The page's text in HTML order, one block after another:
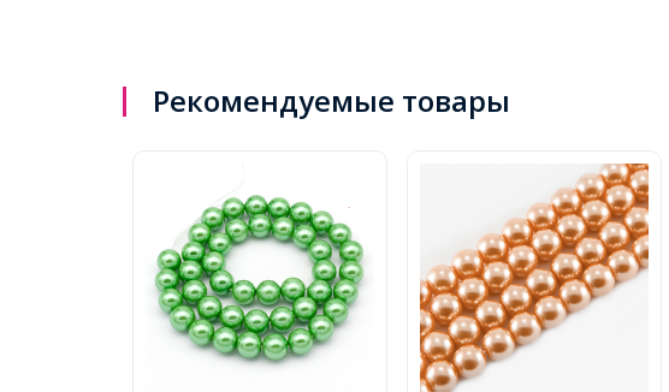
Рекомендуемые товары